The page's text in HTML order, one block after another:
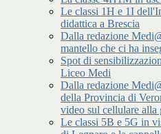
Le classi 1H e 1I
didattica a Brescia
Dalla redazione
mantello che ci ha
Spot di
Liceo Medi
Dalla redazione
della Provincia di
video sul cellulare alla
Le classi 5B e 5G in